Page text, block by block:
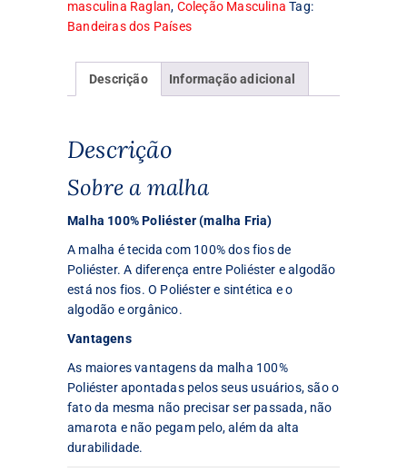
do
Uruguai
masculina Raglan, Coleção Masculina Tag:
Bandeiras dos Países
Descrição Informação adicional
Descrição
Sobre a malha
Malha 100% Poliéster (malha Fria)
A malha é tecida com 100% dos fios de
Poliéster. A diferença entre Poliéster e algodão
está nos fios. O Poliéster e sintética e o
algodão e orgânico.
Vantagens
As maiores vantagens da malha 100%
Poliéster apontadas pelos seus usuários, são o
fato da mesma não precisar ser passada, não
amarota e não pegam pelo, além da alta
durabilidade.